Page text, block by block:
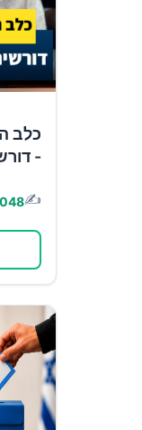
כלב
-
✍️